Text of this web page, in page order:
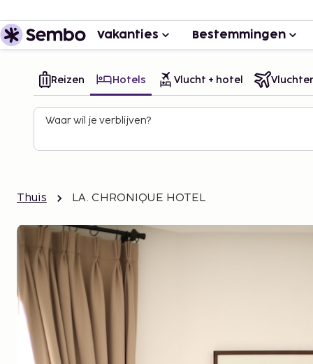
Vakanties Bestemmingen
Reizen Hotels Vlucht + hotel
Waar wil je verblijven?
Thuis LA. CHRONIQUE HOTEL